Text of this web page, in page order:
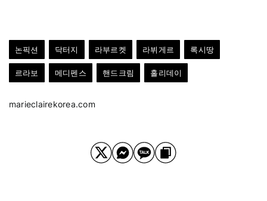
논픽션 닥터지 라부르켓 라뷔게르 록시땅
르라보 메디펜스 핸드크림 홀리데이
marieclairekorea.com